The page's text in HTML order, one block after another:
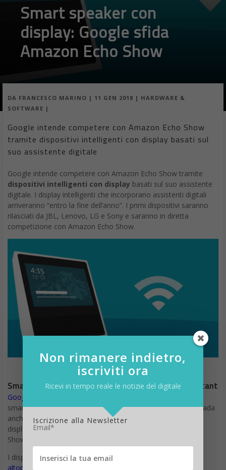
Smart speaker con
display: Google sfida
Amazon Echo Show
DA FRANCESCO MARINO | 11 GEN 2018 | HARDWARE &
SOFTWARE |
Google intende competere con Amazon Echo Show
tramite dispositivi intelligenti con display basati sul
suo assistente digitale
Google intende competere con Amazon Echo Show tramite
dispositivi intelligenti con display basati sul suo assistente
digitale. I display intelligenti che incorporano assistenti digitali
arriveranno “entro la fine dell’anno”. I primi dispositivi saranno
rilasciati da JBL, Lenovo, LG e Sony e saranno in diretta
competizione con Amazon Echo Show.
Smart speaker con display basati su Google Assistant
Google Assistant
smartphone, altoparlanti e persino cuffie e presto si farà strada
anche in una nuova categoria di prodotti chiamata smart
display, entrando in diretta competizione con l’ Amazon Eco
Show.
I display intelligenti sono fondamentalmente
altoparlanti intelligenti, ma con uno schermo che fornisce
Non rimanere indietro,
iscriviti ora
Ricevi in tempo reale le notizie del digitale
Iscrizione alla Newsletter
Email*